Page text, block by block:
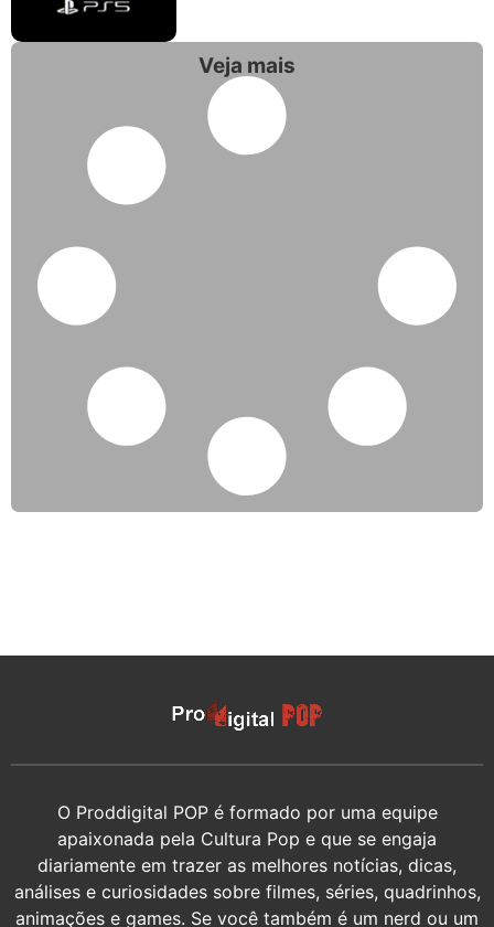
Veja mais
O Proddigital POP é formado por uma equipe
apaixonada pela Cultura Pop e que se engaja
diariamente em trazer as melhores notícias, dicas,
análises e curiosidades sobre filmes, séries, quadrinhos,
animações e games. Se você também é um nerd ou um